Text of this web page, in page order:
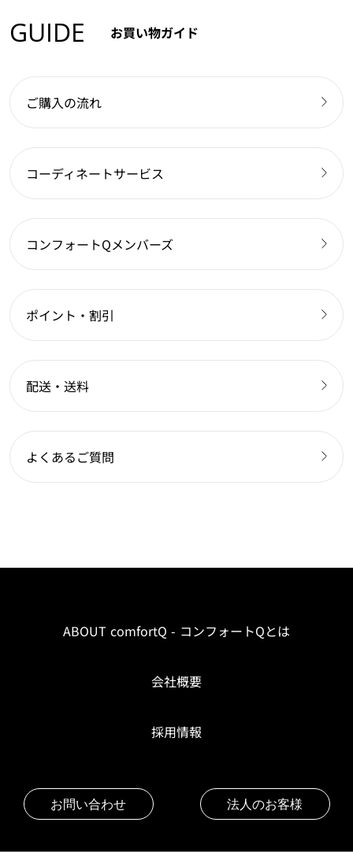
GUIDE お買い物ガイド
ご購入の流れ
コーディネートサービス
コンフォートQメンバーズ
ポイント・割引
配送・送料
よくあるご質問
ABOUT comfortQ - コンフォートQとは
会社概要
採用情報
お問い合わせ 法人のお客様